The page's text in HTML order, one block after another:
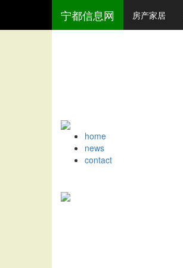
宁都信息网 房产家居
home
news
contact